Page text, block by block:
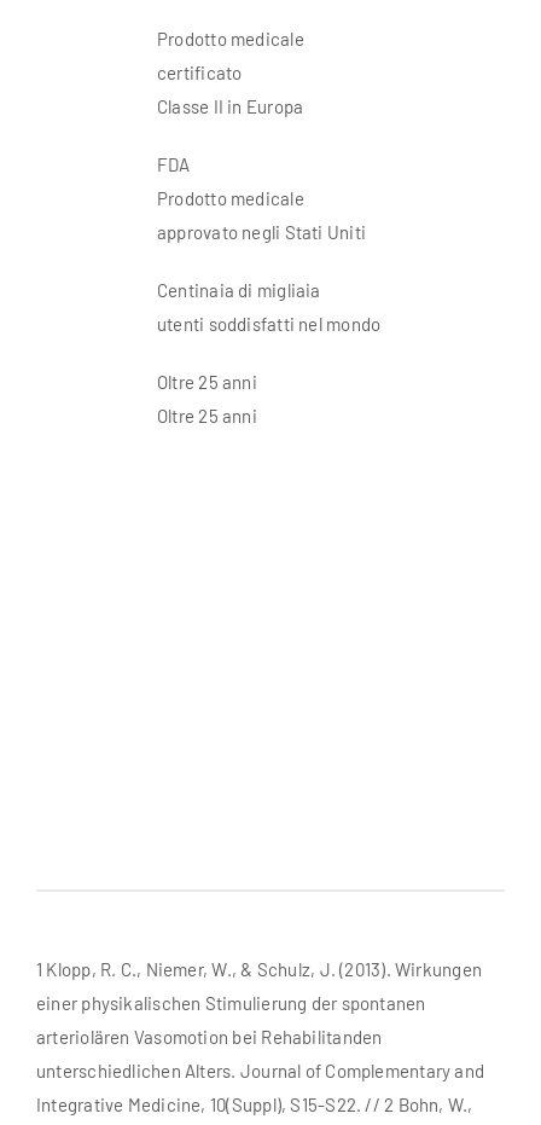
Prodotto medicale
certificato
Classe II in Europa
FDA
Prodotto medicale
approvato negli Stati Uniti
Centinaia di migliaia
utenti soddisfatti nel mondo
Oltre 25 anni
Oltre 25 anni
1 Klopp, R. C., Niemer, W., & Schulz, J. (2013). Wirkungen
einer physikalischen Stimulierung der spontanen
arteriolären Vasomotion bei Rehabilitanden
unterschiedlichen Alters. Journal of Complementary and
Integrative Medicine, 10(Suppl), S15-S22. // 2 Bohn, W.,